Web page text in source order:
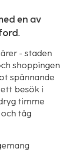
en av
- staden
shoppingen
spännande
besök i
timme
tåg